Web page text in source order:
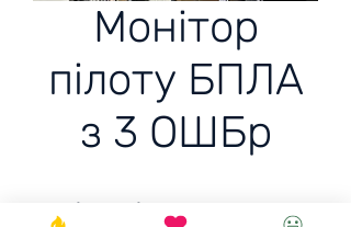
Монітор
пілоту БПЛА
з 3 ОШБр
Монітор пілоту БПЛА з 3